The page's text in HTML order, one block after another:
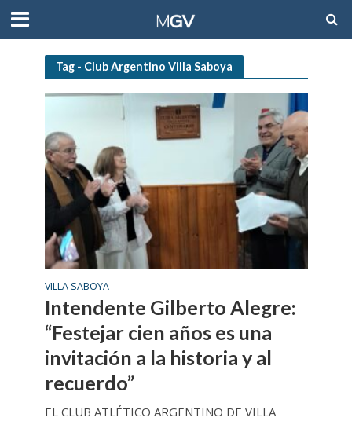
Tag - Club Argentino Villa Saboya
VILLA SABOYA
Intendente Gilberto Alegre:
“Festejar cien años es una
invitación a la historia y al
recuerdo”
EL CLUB ATLÉTICO ARGENTINO DE VILLA